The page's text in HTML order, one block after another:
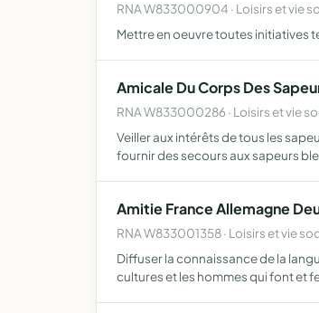
RNA W833000904 · Loisirs et vie
Mettre en oeuvre toutes initiatives
Amicale Du Corps Des
RNA W833000286 · Loisirs et vie
Veiller aux intérêts de tous les
fournir des secours aux sapeurs
Amitie France Allemagne
RNA W833001358 · Loisirs et vie
Diffuser la connaissance de la
cultures et les hommes qui font et